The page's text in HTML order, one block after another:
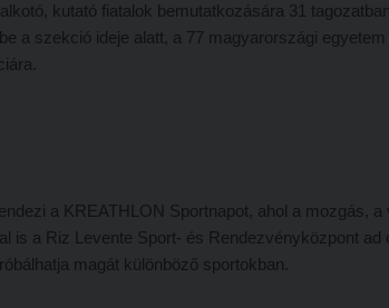
kutató fiatalok bemutatkozására 31
a szekció ideje alatt, a 77 magyarországi
a KREATHLON Sportnapot, ahol a mozgás,
is a Riz Levente Sport- és Rendezvényközpont ad
magát különböző sportokban.